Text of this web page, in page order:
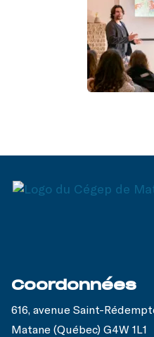
Coordonnées
616, avenue Saint-
Matane (Québec) G4W 1L1